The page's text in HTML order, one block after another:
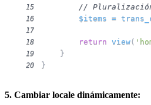
15 //
16 $items =
17
18
return view(
19 }
20 }
5. Cambiar locale dinámicamente: